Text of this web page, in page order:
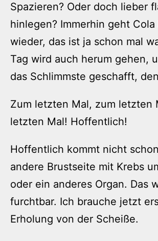
Spazieren? Oder doch lieber
hinlegen? Immerhin geht
wieder, das ist ja schon mal
Tag wird auch herum gehen,
das Schlimmste geschafft,
Zum letzten Mal, zum letzten
letzten Mal! Hoffentlich!
Hoffentlich kommt nicht
andere Brustseite mit Krebs
oder ein anderes Organ. Das
furchtbar. Ich brauche jetzt
Erholung von der Scheiße.